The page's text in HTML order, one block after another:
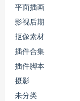
平面插画
影视后期
抠像素材
插件合集
插件脚本
摄影
未分类